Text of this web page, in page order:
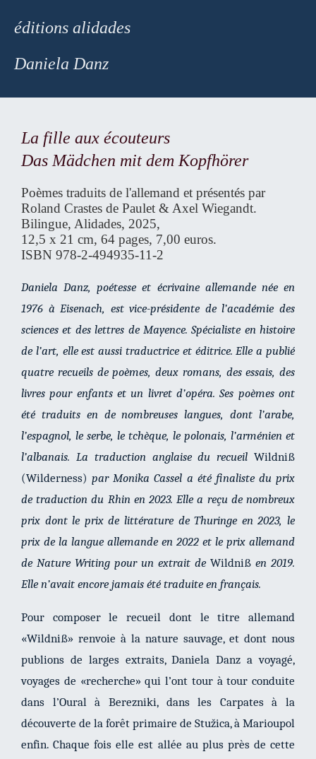
éditions alidades
Daniela Danz
La fille aux écouteurs
Das Mädchen mit dem Kopfhörer
Poèmes traduits de l'allemand et présentés par
Roland Crastes de Paulet & Axel Wiegandt.
Bilingue, Alidades, 2025,
12,5 x 21 cm, 64 pages, 7,00 euros.
ISBN 978-2-494935-11-2
Daniela Danz, poétesse et écrivaine allemande née en
1976 à Eisenach, est vice-présidente de l’académie des
sciences et des lettres de Mayence. Spécialiste en histoire
de l’art, elle est aussi traductrice et éditrice. Elle a publié
quatre recueils de poèmes, deux romans, des essais, des
livres pour enfants et un livret d’opéra. Ses poèmes ont
été traduits en de nombreuses langues, dont l’arabe,
l’espagnol, le serbe, le tchèque, le polonais, l’arménien et
l’albanais. La traduction anglaise du recueil Wildniß
(Wilderness) par Monika Cassel a été finaliste du prix
de traduction du Rhin en 2023. Elle a reçu de nombreux
prix dont le prix de littérature de Thuringe en 2023, le
prix de la langue allemande en 2022 et le prix allemand
de Nature Writing pour un extrait de Wildniß en 2019.
Elle n’avait encore jamais été traduite en français.
Pour composer le recueil dont le titre allemand
«Wildniß» renvoie à la nature sauvage, et dont nous
publions de larges extraits, Daniela Danz a voyagé,
voyages de «recherche» qui l’ont tour à tour conduite
dans l’Oural à Berezniki, dans les Carpates à la
découverte de la forêt primaire de Stužica, à Marioupol
enfin. Chaque fois elle est allée au plus près de cette